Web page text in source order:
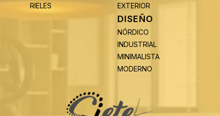
RIELES
EXTERIOR
DISEÑO
NÓRDICO
INDUSTRIAL
MINIMALISTA
MODERNO